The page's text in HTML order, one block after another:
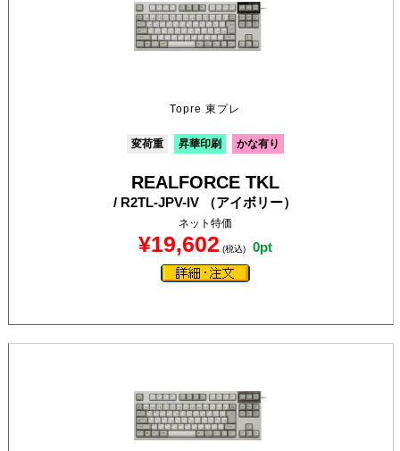
Topre 東プレ
変荷重 昇華印刷 かな有り
REALFORCE TKL
/ R2TL-JPV-IV （アイボリー）
ネット特価
¥19,602 (税込) 0pt